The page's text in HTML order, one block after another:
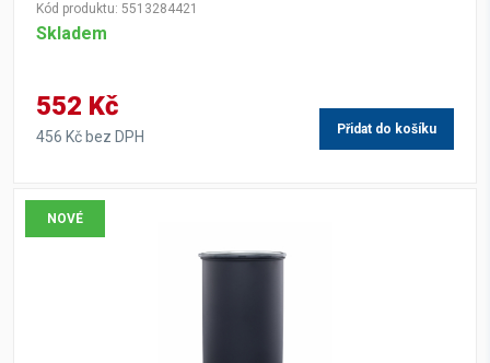
Kód produktu: 5513284421
Skladem
552 Kč
456 Kč bez DPH Přidat do košíku
NOVÉ